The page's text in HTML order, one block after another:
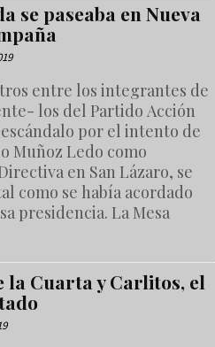
se paseaba en Nueva
entre los integrantes de
los del Partido Acción
por el intento de
Muñoz Ledo como
en San Lázaro, se
como se había acordado
presidencia. La Mesa
la Cuarta y Carlitos, el